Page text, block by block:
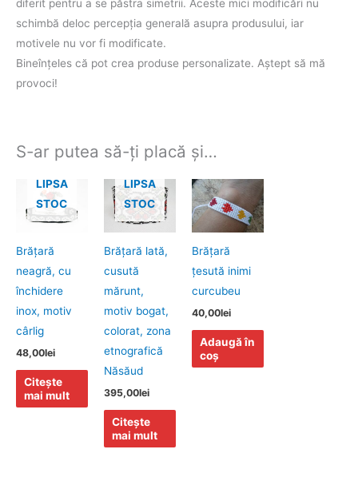
diferit pentru a se păstra simetrii. Aceste mici modificări nu
schimbă deloc percepţia generală asupra produsului, iar
motivele nu vor fi modificate.
Bineînţeles că pot crea produse personalizate. Aştept să mă
provoci!
S-ar putea să-ți placă și…
LIPSA
STOC
Brăţară
neagră, cu
închidere
inox, motiv
cârlig
48,00lei
Citește
mai mult
LIPSA
STOC
Brăţară lată,
cusută
mărunt,
motiv bogat,
colorat, zona
etnografică
Năsăud
395,00lei
Citește
mai mult
Brăţară
ţesută inimi
curcubeu
40,00lei
Adaugă în
coș